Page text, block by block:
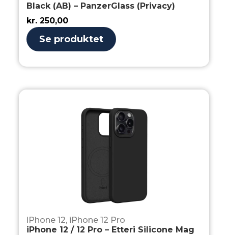
Black (AB) – PanzerGlass (Privacy)
kr. 250,00
Se produktet
iPhone 12, iPhone 12 Pro
iPhone 12 / 12 Pro – Etteri Silicone Mag